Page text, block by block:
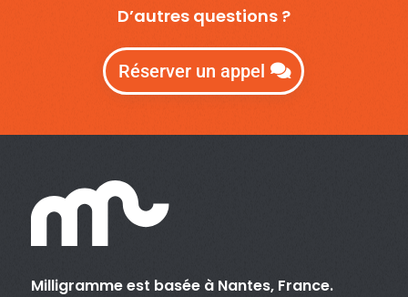
D’autres questions ?
Réserver un appel
Milligramme est basée à Nantes, France.